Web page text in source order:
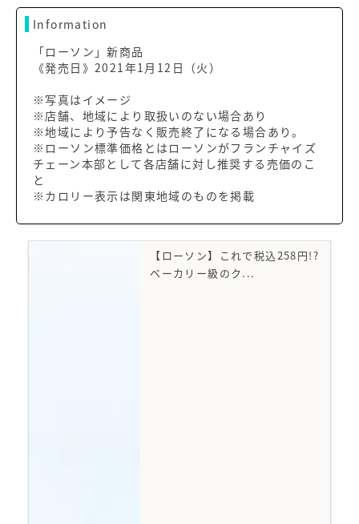
Information
「ローソン」新商品
《発売日》2021年1月12日（火）
※写真はイメージ
※店舗、地域により取扱いのない場合あり
※地域により予告なく販売終了になる場合あり。
※ローソン標準価格とはローソンがフランチャイズ
チェーン本部として各店舗に対し推奨する売価のこ
と
※カロリー表示は関東地域のものを掲載
【ローソン】これで税込258円!?
ベーカリー級のク...